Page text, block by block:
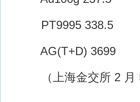
PT9995 338.5
AG(T+D) 3699
（上海金交所 2 月 5